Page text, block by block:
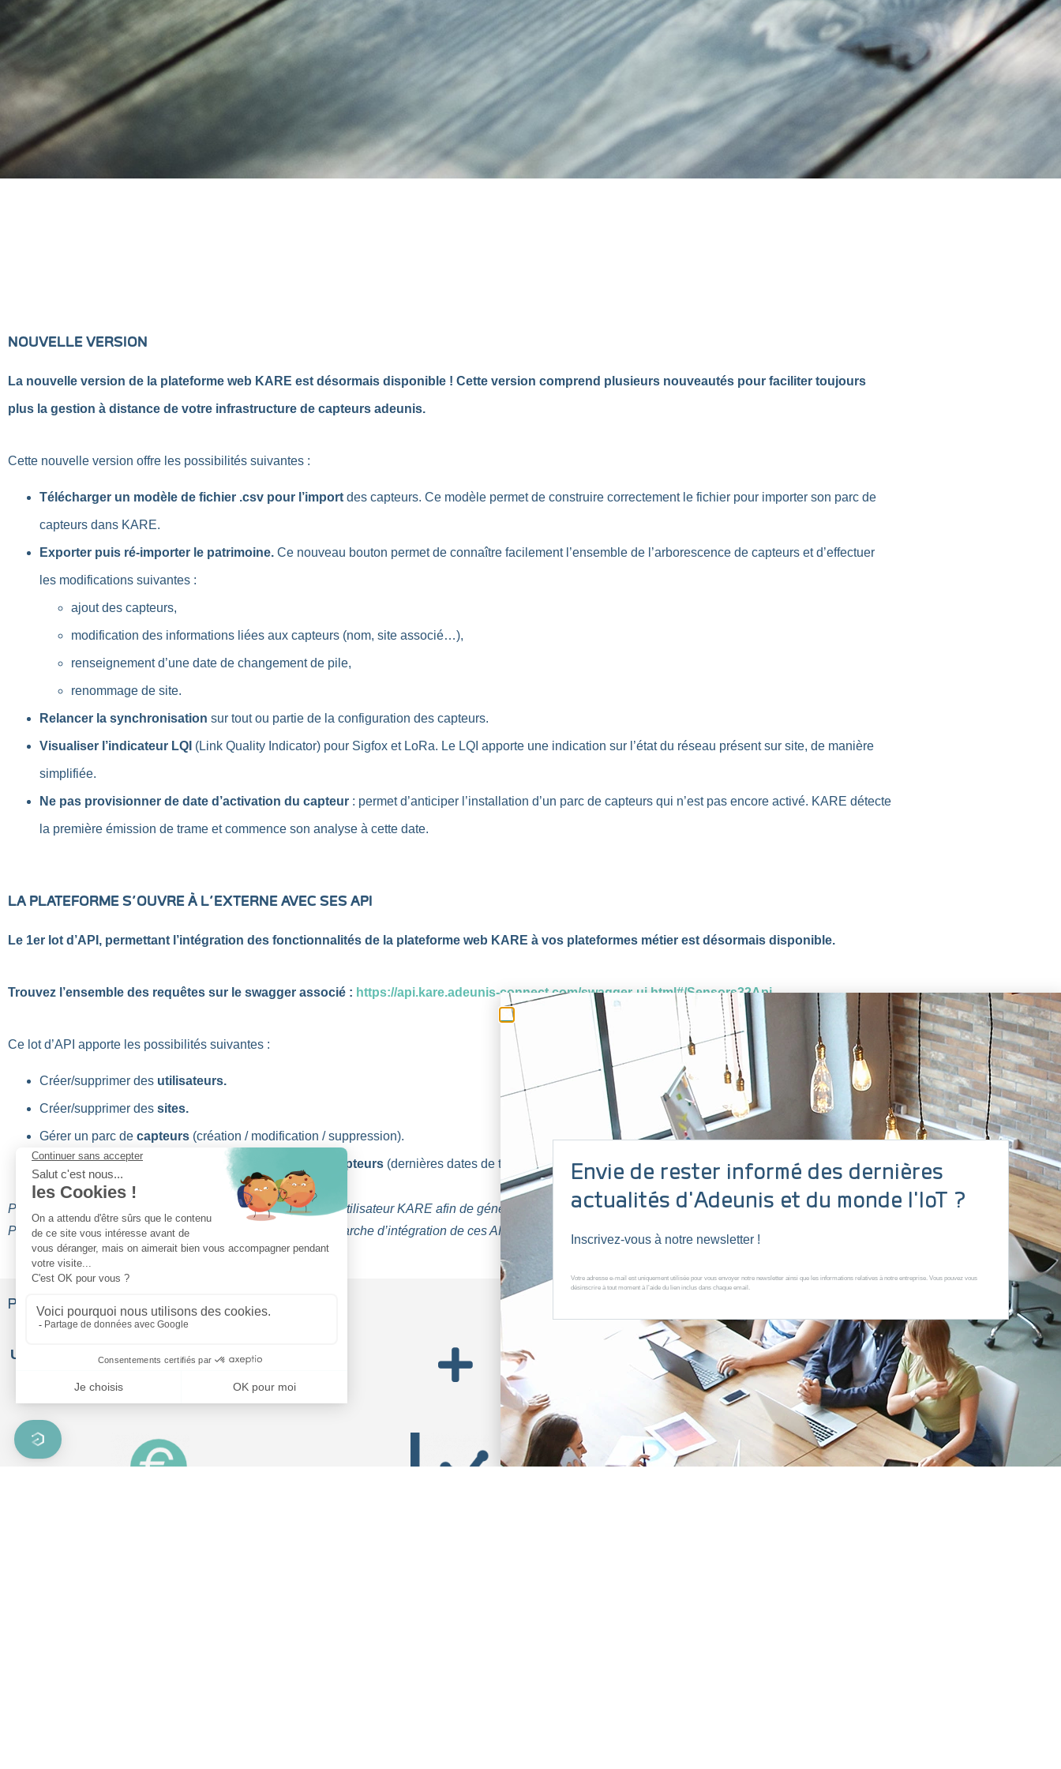
NOUVELLE VERSION
La nouvelle version de la plateforme web KARE est désormais disponible ! Cette version comprend plusieurs nouveautés pour faciliter toujours
plus la gestion à distance de votre infrastructure de capteurs adeunis.
Cette nouvelle version offre les possibilités suivantes :
Télécharger un modèle de fichier .csv pour l’import des capteurs. Ce modèle permet de construire correctement le fichier pour importer son parc de
capteurs dans KARE.
Exporter puis ré-importer le patrimoine. Ce nouveau bouton permet de connaître facilement l’ensemble de l’arborescence de capteurs et d’effectuer
les modifications suivantes :
ajout des capteurs,
modification des informations liées aux capteurs (nom, site associé…),
renseignement d’une date de changement de pile,
renommage de site.
Relancer la synchronisation sur tout ou partie de la configuration des capteurs.
Visualiser l’indicateur LQI (Link Quality Indicator) pour Sigfox et LoRa. Le LQI apporte une indication sur l’état du réseau présent sur site, de manière
simplifiée.
Ne pas provisionner de date d’activation du capteur : permet d’anticiper l’installation d’un parc de capteurs qui n’est pas encore activé. KARE détecte
la première émission de trame et commence son analyse à cette date.
LA PLATEFORME S’OUVRE À L’EXTERNE AVEC SES API
Le 1er lot d’API, permettant l’intégration des fonctionnalités de la plateforme web KARE à vos plateformes métier est désormais disponible.
Trouvez l’ensemble des requêtes sur le swagger associé : https://api.kare.adeunis-connect.com/swagger-ui.html#/Sensors32Api
Ce lot d’API apporte les possibilités suivantes :
Créer/supprimer des utilisateurs.
Créer/supprimer des sites.
Gérer un parc de capteurs (création / modification / suppression).
Disposer des dernières informations relatives aux capteurs (dernières dates de trame émise, dernier LQI, estimation batterie…).
Pour profiter de ces API il est nécessaire d’avoir un compte utilisateur KARE afin de générer une clé associée.
Pour en savoir plus ou vous faire accompagner dans la démarche d’intégration de ces API n’hésitez pas à nous
contacter
POINTS FORTS DE KARE+
Une plateforme web de device management
Une application pour mise à jour Over-
The-Air
Envie de rester informé des dernières
actualités d'Adeunis et du monde l'IoT ?
Inscrivez-vous à notre newsletter !
Votre adresse e-mail est uniquement utilisée pour vous envoyer notre newsletter ainsi que les informations relatives à notre entreprise. Vous pouvez vous
désinscrire à tout moment à l’aide du lien inclus dans chaque email.